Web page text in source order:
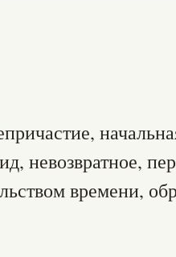
невозвратное,
времени,